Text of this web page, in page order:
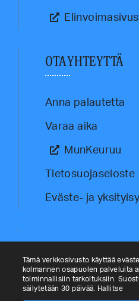
OTA YHTEYTTÄ
Anna palautetta
Varaa aika
MunKeuruu
Tietosuojaseloste
Eväste- ja
Tämä verkkosivusto käyttää
kolmannen osapuolen palveluita
toiminnallisiin tarkoituksiin.
säilytetään 30 päivää. Hallitse